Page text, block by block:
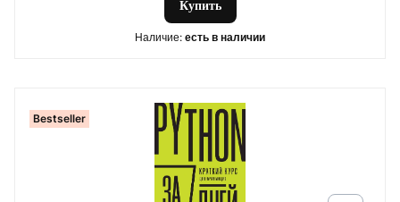
Купить
Наличие: есть в наличии
Bestseller